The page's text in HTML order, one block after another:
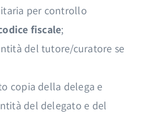
per controllo
fiscale;
del tutore/curatore se
copia della delega e
del delegato e del